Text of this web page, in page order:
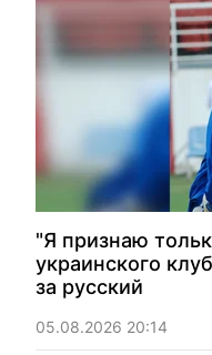
"Я признаю
украинского
за русский
05.08.2026 20:14